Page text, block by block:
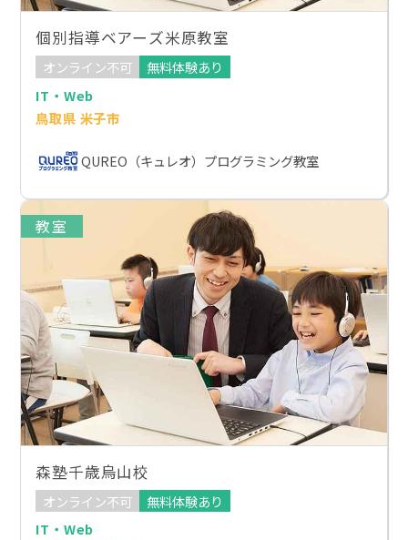
個別指導ベアーズ米原教室
オンライン不可
無料体験あり
IT・Web
鳥取県 米子市
QUREO（キュレオ）プログラミング教室
教室
森塾千歳烏山校
オンライン不可
無料体験あり
IT・Web